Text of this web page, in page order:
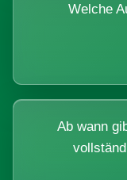
Welche
Ab wann